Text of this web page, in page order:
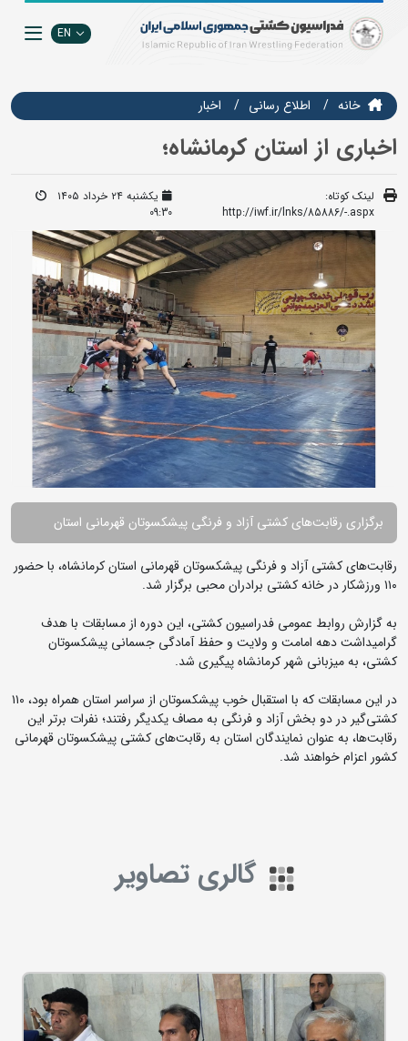
EN
خانه اطلاع رسانی اخبار
اخباری از استان کرمانشاه؛
لینک کوتاه:
http://iwf.ir/lnks/85886/-.aspx
یکشنبه ۲۴ خرداد ۱۴۰۵
09:30
برگزاری رقابت‌های کشتی آزاد و فرنگی پیشکسوتان قهرمانی استان
رقابت‌های کشتی آزاد و فرنگی پیشکسوتان قهرمانی استان کرمانشاه، با حضور
۱۱۰ ورزشکار در خانه کشتی برادران محبی برگزار شد.
به گزارش روابط عمومی فدراسیون کشتی، این دوره از مسابقات با هدف
گرامیداشت دهه امامت و ولایت و حفظ آمادگی جسمانی پیشکسوتان
کشتی، به میزبانی شهر کرمانشاه پیگیری شد.
در این مسابقات که با استقبال خوب پیشکسوتان از سراسر استان همراه بود، ۱۱۰
کشتی‌گیر در دو بخش آزاد و فرنگی به مصاف یکدیگر رفتند؛ نفرات برتر این
رقابت‌ها، به عنوان نمایندگان استان به رقابت‌های کشتی پیشکسوتان قهرمانی
کشور اعزام خواهند شد.
گالری تصاویر